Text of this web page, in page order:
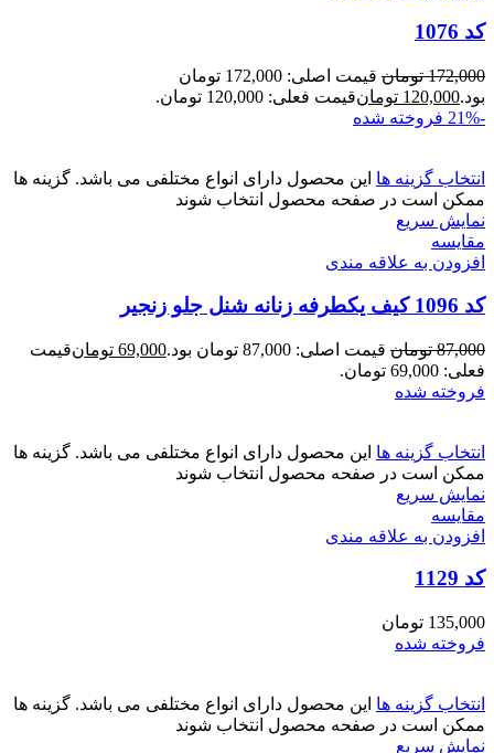
کد 1076
172,000 تومان
قیمت اصلی: 172,000 تومان
بود.120,000 تومانقیمت فعلی: 120,000 تومان.
-21%
فروخته شده
انتخاب گزینه ها این محصول دارای انواع مختلفی می باشد. گزینه ها
ممکن است در صفحه محصول انتخاب شوند
نمایش سریع
مقايسه
افزودن به علاقه مندی
کد 1096 کیف یکطرفه زنانه شنل جلو زنجیر
87,000 تومان قیمت اصلی: 87,000 تومان بود. 69,000 تومانقیمت
فعلی: 69,000 تومان.
فروخته شده
انتخاب گزینه ها این محصول دارای انواع مختلفی می باشد. گزینه ها
ممکن است در صفحه محصول انتخاب شوند
نمایش سریع
مقايسه
افزودن به علاقه مندی
کد 1129
135,000 تومان
فروخته شده
انتخاب گزینه ها این محصول دارای انواع مختلفی می باشد. گزینه ها
ممکن است در صفحه محصول انتخاب شوند
نمایش سریع